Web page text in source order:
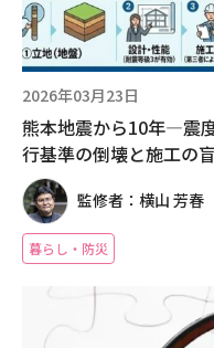
2026年03月23日
熊本地震から10年―震
行基準の倒壊と施工の
監修者：横山 芳春
暮らし・防災